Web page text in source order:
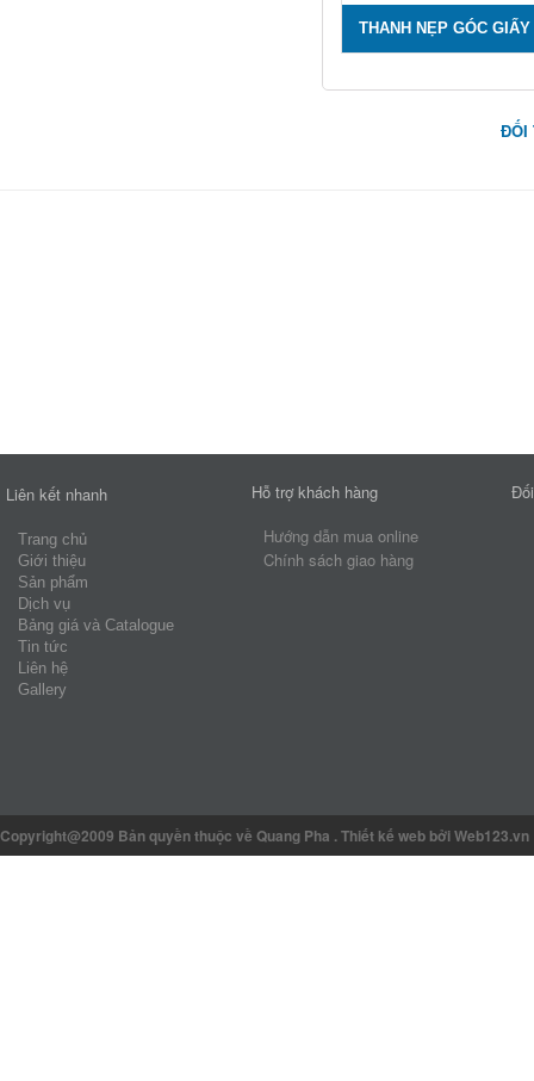
THANH NẸP GÓC GIẤY
ĐỐI
Liên kết nhanh
Trang chủ
Giới thiệu
Sản phẩm
Dịch vụ
Bảng giá và Catalogue
Tin tức
Liên hệ
Gallery
Hỗ trợ khách hàng
Hướng dẫn mua online
Chính sách giao hàng
Copyright@2009 Bản quyền thuộc về Quang Pha .Thiết kế web bởi Web123.vn